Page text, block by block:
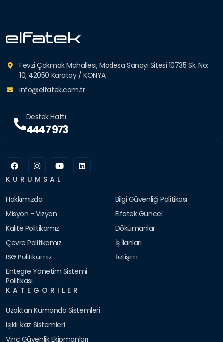
Fevzi Çakmak Mahallesi, Modesa Sanayi Sitesi 10735 Sk. No:
10, 42050 Karatay / KONYA
info@elfatek.com.tr
Destek Hattı
444 7 973
KURUMSAL
Hakkımızda
Misyon - Vizyon
Kalite Politikamız
Çevre Politikamız
ISG Politikamız
Entegre Yönetim Sistemi
Politikası
Bilgi Güvenliği Politikası
Elfatek Güncel
Dökümanlar
İş İlanları
İletişim
KATEGORILER
Uzaktan Kumanda Sistemleri
Işıklı İkaz Sistemleri
Vinç Güvenlik Ekipmanları